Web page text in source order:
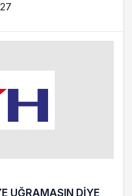
UĞRAMASIN DİYE